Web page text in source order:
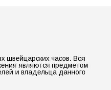
часов. Вся
являются предметом
и владельца данного